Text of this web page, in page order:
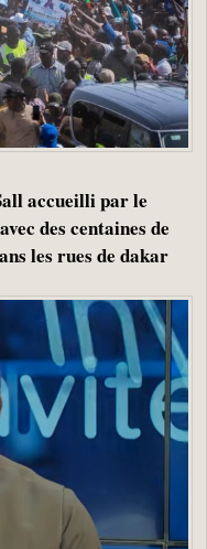
accueilli par le
des centaines de
les rues de dakar